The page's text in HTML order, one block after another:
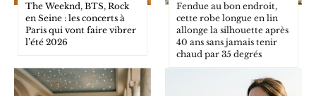
The Weeknd, BTS, Rock
en Seine : les concerts à
Paris qui vont faire vibrer
l’été 2026
Fendue au bon endroit,
cette robe longue en lin
allonge la silhouette après
40 ans sans jamais tenir
chaud par 35 degrés